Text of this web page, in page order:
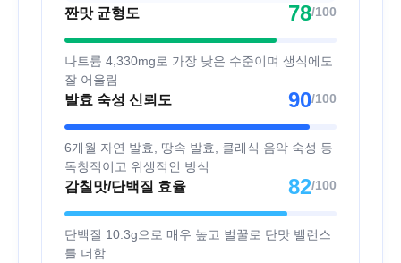
짠맛 균형도 78/100
나트륨 4,330mg로 가장 낮은 수준이며 생식에도
잘 어울림
발효 숙성 신뢰도 90/100
6개월 자연 발효, 땅속 발효, 클래식 음악 숙성 등
독창적이고 위생적인 방식
감칠맛/단백질 효율 82/100
단백질 10.3g으로 매우 높고 벌꿀로 단맛 밸런스
를 더함